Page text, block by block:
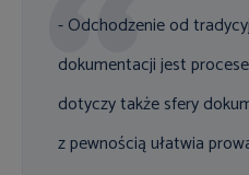
- Odchodzenie od
dokumentacji jest
dotyczy także sfery
z pewnością ułatwia